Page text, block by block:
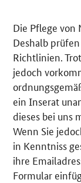
Die Pflege von
Deshalb
Richtlinien.
jedoch
ein Inserat
dieses bei uns
Wenn Sie
in Kenntniss
ihre
Formular